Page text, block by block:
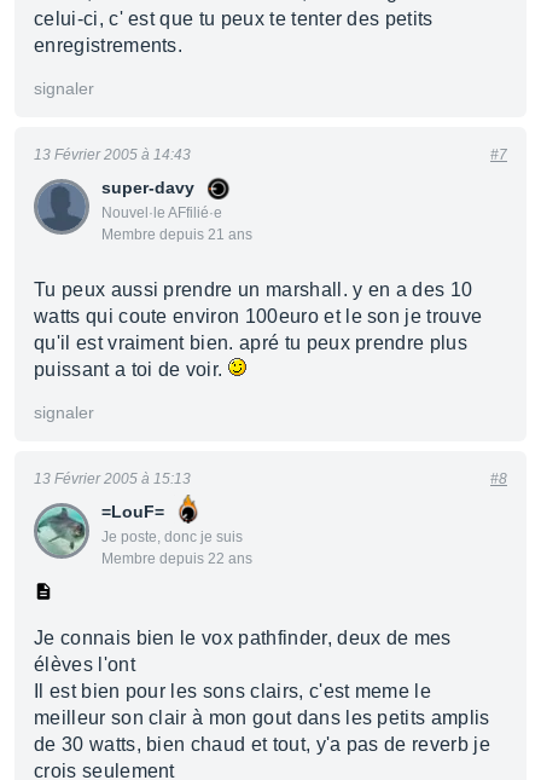
celui-ci, c' est que tu peux te tenter des petits
enregistrements.
signaler
super-davy
Nouvel·le AFfilié·e
Membre depuis 21 ans
13 Février 2005 à 14:43 #7
Tu peux aussi prendre un marshall. y en a des 10
watts qui coute environ 100euro et le son je trouve
qu'il est vraiment bien. apré tu peux prendre plus
puissant a toi de voir.
signaler
=LouF=
Je poste, donc je suis
Membre depuis 22 ans
13 Février 2005 à 15:13 #8
Je connais bien le vox pathfinder, deux de mes
élèves l'ont
Il est bien pour les sons clairs, c'est meme le
meilleur son clair à mon gout dans les petits amplis
de 30 watts, bien chaud et tout, y'a pas de reverb je
crois seulement